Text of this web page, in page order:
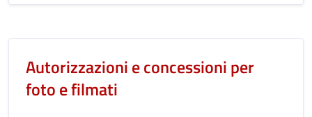
Autorizzazioni e concessioni per
foto e filmati